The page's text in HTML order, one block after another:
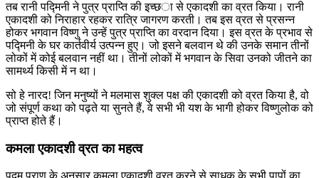
तब रानी पद्मिनी ने पुत्र प्राप्ति की इच्छा से एकादशी का व्रत किया। रानी
एकादशी को निराहार रहकर रात्रि जागरण कर‍ती। तब इस व्रत से प्रसन्न
होकर भगवान विष्‍णु ने उन्हें पुत्र प्राप्ति का वरदान दिया। इस व्रत के प्रभाव से
पद्मिनी के घर कार्तवीर्य उत्पन्न हुए। जो इसने बलवान थे की उनके समान तीनों
लोकों में कोई बलवान नहीं था। तीनों लोकों में भगवान के सिवा उनको जीतने का
सामर्थ्य किसी में न था।
सो हे नारद! जिन मनुष्यों ने मलमास शुक्ल पक्ष की एकादशी को व्रत किया है, वो
जो संपूर्ण कथा को पढ़ते या सुनते हैं, वे सभी भी यश के भागी होकर विष्‍णुलोक को
प्राप्त होते हैं।
कमला एकादशी व्रत का महत्व